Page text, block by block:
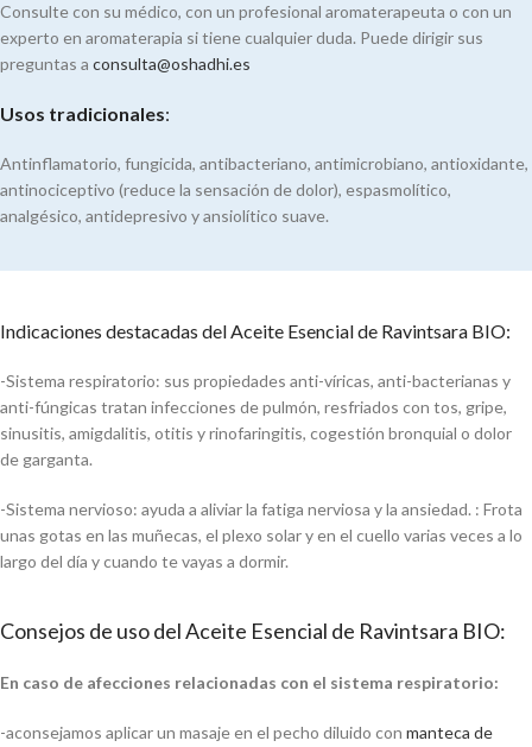
Consulte con su médico, con un profesional aromaterapeuta o con un
experto en aromaterapia si tiene cualquier duda. Puede dirigir sus
preguntas a consulta@oshadhi.es
Usos tradicionales:
Antinflamatorio, fungicida, antibacteriano, antimicrobiano, antioxidante,
antinociceptivo (reduce la sensación de dolor), espasmolítico,
analgésico, antidepresivo y ansiolítico suave.
Indicaciones destacadas del Aceite Esencial de Ravintsara BIO:
-Sistema respiratorio: sus propiedades anti-víricas, anti-bacterianas y
anti-fúngicas tratan infecciones de pulmón, resfriados con tos, gripe,
sinusitis, amigdalitis, otitis y rinofaringitis, cogestión bronquial o dolor
de garganta.
-Sistema nervioso: ayuda a aliviar la fatiga nerviosa y la ansiedad. : Frota
unas gotas en las muñecas, el plexo solar y en el cuello varias veces a lo
largo del día y cuando te vayas a dormir.
Consejos de uso del Aceite Esencial de Ravintsara BIO:
En caso de afecciones relacionadas con el sistema respiratorio:
-aconsejamos aplicar un masaje en el pecho diluido con manteca de